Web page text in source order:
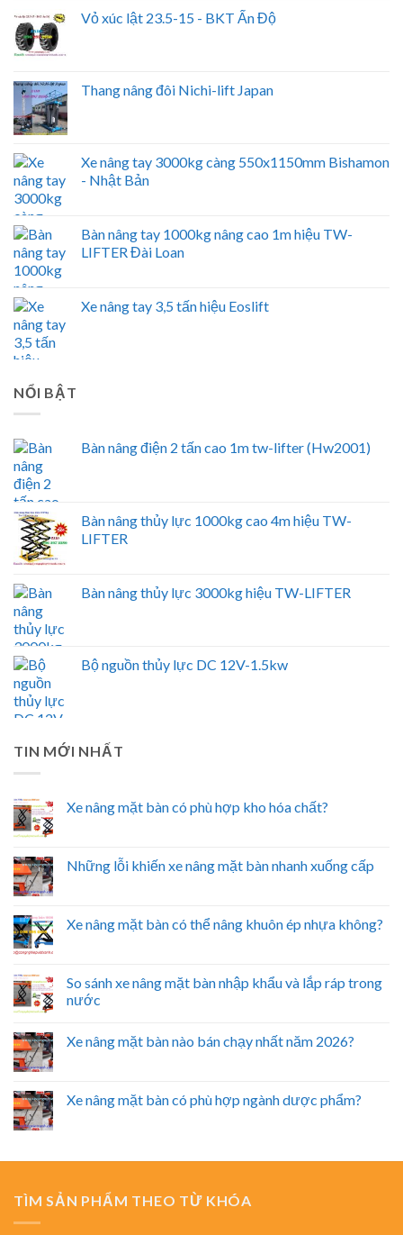
Vỏ xúc lật 23.5-15 - BKT Ấn Độ
Thang nâng đôi Nichi-lift Japan
Xe nâng tay 3000kg càng 550x1150mm Bishamon
- Nhật Bản
Bàn nâng tay 1000kg nâng cao 1m hiệu TW-
LIFTER Đài Loan
Xe nâng tay 3,5 tấn hiệu Eoslift
NỔI BẬT
Bàn nâng điện 2 tấn cao 1m tw-lifter (Hw2001)
Bàn nâng thủy lực 1000kg cao 4m hiệu TW-
LIFTER
Bàn nâng thủy lực 3000kg hiệu TW-LIFTER
Bộ nguồn thủy lực DC 12V-1.5kw
TIN MỚI NHẤT
Xe nâng mặt bàn có phù hợp kho hóa chất?
Những lỗi khiến xe nâng mặt bàn nhanh xuống cấp
Xe nâng mặt bàn có thể nâng khuôn ép nhựa không?
So sánh xe nâng mặt bàn nhập khẩu và lắp ráp trong
nước
Xe nâng mặt bàn nào bán chạy nhất năm 2026?
Xe nâng mặt bàn có phù hợp ngành dược phẩm?
TÌM SẢN PHẨM THEO TỪ KHÓA